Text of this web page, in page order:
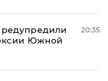
Южной
20:35